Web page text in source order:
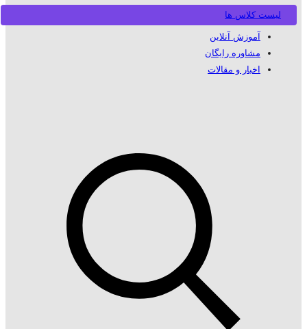
لیست کلاس ها
آموزش آنلاین
مشاوره رایگان
اخبار و مقالات